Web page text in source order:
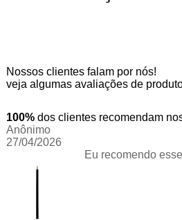
Nossos clientes falam por nós!
veja algumas avaliações de
100% dos clientes recomendam
Anônimo
27/04/2026
Eu recomendo